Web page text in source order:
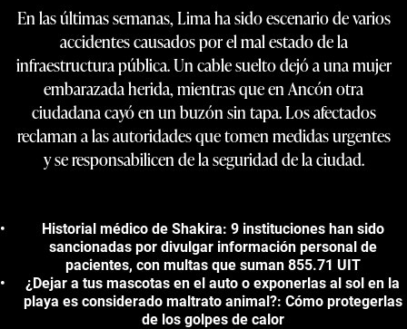
En las últimas semanas, Lima ha sido escenario de varios
accidentes causados por el mal estado de la
infraestructura pública. Un cable suelto dejó a una mujer
embarazada herida, mientras que en Ancón otra
ciudadana cayó en un buzón sin tapa. Los afectados
reclaman a las autoridades que tomen medidas urgentes
y se responsabilicen de la seguridad de la ciudad.
Historial médico de Shakira: 9 instituciones han sido
sancionadas por divulgar información personal de
pacientes, con multas que suman 855.71 UIT
¿Dejar a tus mascotas en el auto o exponerlas al sol en la
playa es considerado maltrato animal?: Cómo protegerlas
de los golpes de calor